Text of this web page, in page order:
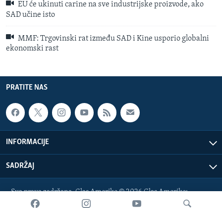
EU će ukinuti carine na sve industrijske proizvode, ako
SAD učine isto
MMF: Trgovinski rat između SAD i Kine usporio globalni
ekonomski rast
PRATITE NAS
INFORMACIJE
SADRŽAJ
Sva prava zadržana. Glas Amerike © 2026 Glas Amerike:
bosnian-service@voanews.com